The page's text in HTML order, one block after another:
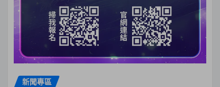
新聞專區